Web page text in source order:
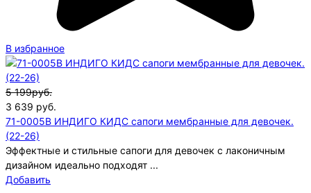
В избранное
5 199руб.
3 639 руб.
71-0005B ИНДИГО КИДС сапоги мембранные для девочек.
(22-26)
Эффектные и стильные сапоги для девочек с лаконичным
дизайном идеально подходят ...
Добавить